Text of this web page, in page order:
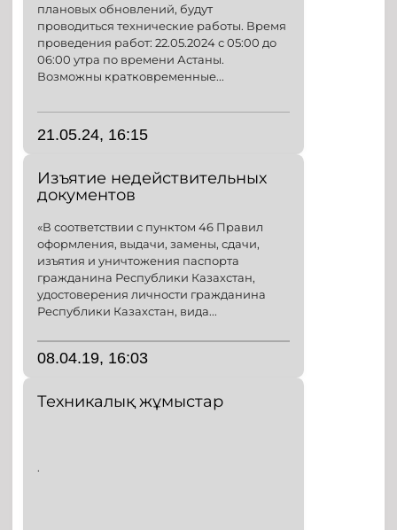
плановых обновлений, будут
проводиться технические работы. Время
проведения работ: 22.05.2024 с 05:00 до
06:00 утра по времени Астаны.
Возможны кратковременные...
21.05.24, 16:15
Изъятие недействительных
документов
«В соответствии с пунктом 46 Правил
оформления, выдачи, замены, сдачи,
изъятия и уничтожения паспорта
гражданина Республики Казахстан,
удостоверения личности гражданина
Республики Казахстан, вида...
08.04.19, 16:03
Техникалық жұмыстар
.